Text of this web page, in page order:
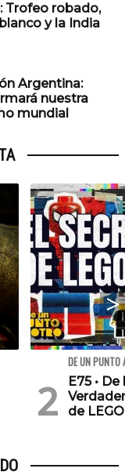
Trofeo robado,
y la India
Argentina:
nuestra
mundial
DE UN PUNTO
E75 •
de